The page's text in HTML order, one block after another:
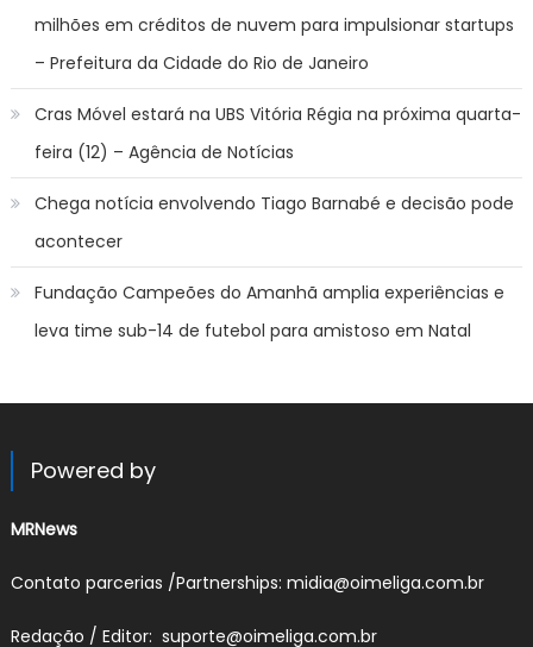
milhões em créditos de nuvem para impulsionar startups
– Prefeitura da Cidade do Rio de Janeiro
Cras Móvel estará na UBS Vitória Régia na próxima quarta-
feira (12) – Agência de Notícias
Chega notícia envolvendo Tiago Barnabé e decisão pode
acontecer
Fundação Campeões do Amanhã amplia experiências e
leva time sub-14 de futebol para amistoso em Natal
Powered by
MRNews
Contato parcerias /Partnerships: midia@oimeliga.com.br
Redação / Editor: suporte@oimeliga.com.br